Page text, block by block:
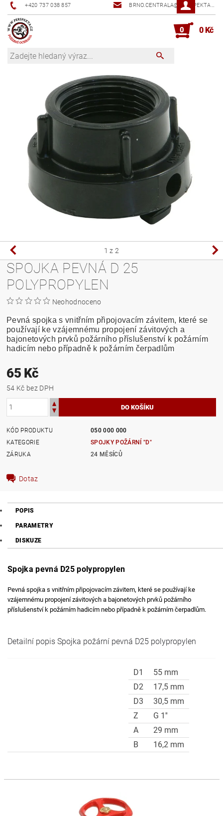
+420 737 038 857 BRNO.CENTRALA@PERSPEKTA.CZ
0 0 Kč
1 z 2
SPOJKA PEVNÁ D 25
POLYPROPYLEN
Neohodnoceno
Pevná spojka s vnitřním připojovacím závitem, které se
používají ke vzájemnému propojení závitových a
bajonetových prvků požárního příslušenství k požárním
hadicím nebo případně k požárním čerpadlům
65 Kč
54 Kč bez DPH
KÓD PRODUKTU
050 000 000
KATEGORIE
SPOJKY POŽÁRNÍ "D"
ZÁRUKA
24 MĚSÍCŮ
Dotaz
POPIS
PARAMETRY
DISKUZE
Spojka pevná D25 polypropylen
Pevná spojka s vnitřním připojovacím závitem, které se používají ke
vzájemnému propojení závitových a bajonetových prvků požárního
příslušenství k požárním hadicím nebo případně k požárním čerpadlům.
Detailní popis Spojka požární pevná D25 polypropylen
D1
55 mm
D2
17,5 mm
D3
30,5 mm
Z
G 1''
A
29 mm
B
16,2 mm